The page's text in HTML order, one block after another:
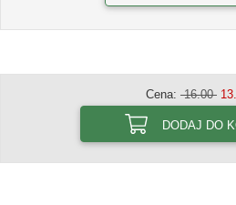
Cena: 16.00
DODAJ DO